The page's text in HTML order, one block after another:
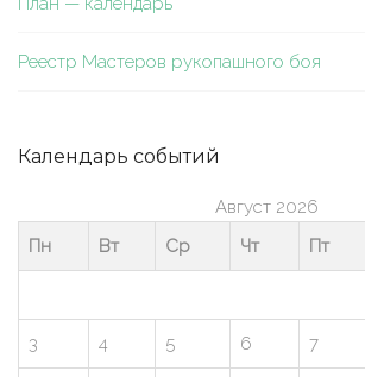
Реестр Мастеров рукопашного боя
Календарь событий
Август 2026
Пн
Вт Ср Чт Пт
3 4 5 6 7